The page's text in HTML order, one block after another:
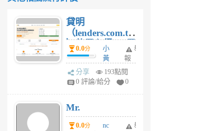
貸明
（lenders.com.tw
）使用心得 — 民
間貸款比較平台
體驗
0.0分
小
黃
蜂
1
舉
報
分享
193點閱
0 評論/給分
0
Mr.
0.0分
nc
舉